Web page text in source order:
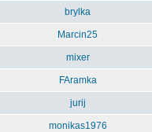
brylka
Marcin25
mixer
FAramka
jurij
monikas1976